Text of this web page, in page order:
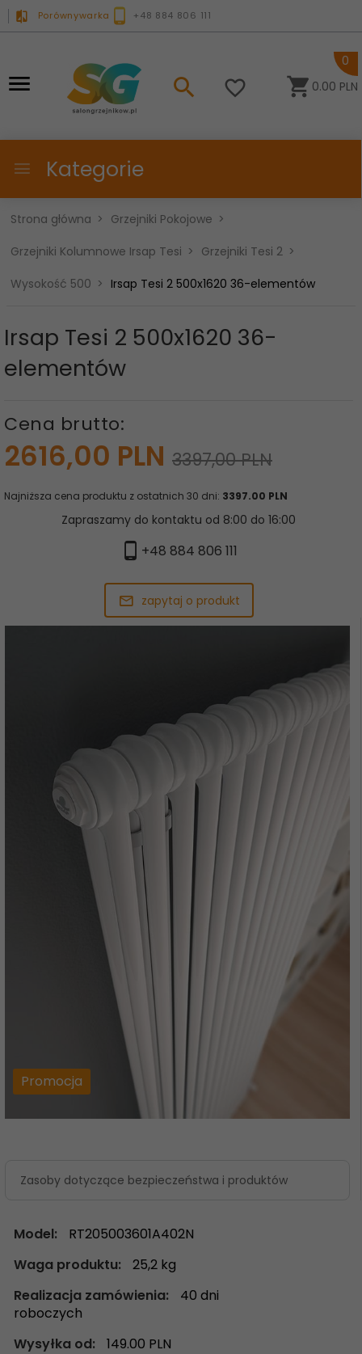
Porównywarka +48 884 806 111
0.00 PLN
0
Kategorie
Strona główna
Grzejniki Pokojowe
Grzejniki Kolumnowe Irsap Tesi
Grzejniki Tesi 2
Wysokość 500
Irsap Tesi 2 500x1620 36-elementów
Irsap Tesi 2 500x1620 36-
elementów
Cena brutto:
2616,00 PLN 3397,00 PLN
Najniższa cena produktu z ostatnich 30 dni: 3397.00 PLN
Zapraszamy do kontaktu od 8:00 do 16:00
+48 884 806 111
zapytaj o produkt
Promocja
Zasoby dotyczące bezpieczeństwa i produktów
Model:
RT205003601A402N
Waga produktu:
25,2 kg
Realizacja zamówienia:
40 dni
roboczych
Wysyłka od:
149.00 PLN